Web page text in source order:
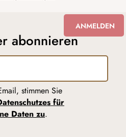
abonnieren
stimmen Sie
für
Daten zu.
ANMELDEN